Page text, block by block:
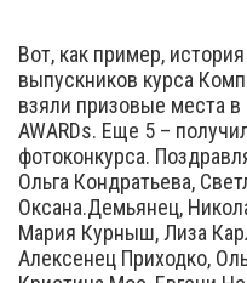
Вот, как пример,
выпускников курса
взяли призовые места
AWARDs. Еще 5 –
фотоконкурса.
Ольга Кондратьева,
Оксана.Демьянец,
Мария Курныш, Лиза
Алексенец Приходко,